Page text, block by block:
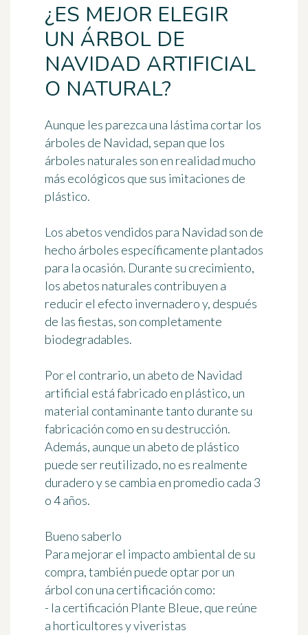
¿ES MEJOR ELEGIR
UN ÁRBOL DE
NAVIDAD ARTIFICIAL
O NATURAL?
Aunque les parezca una lástima cortar los
árboles de Navidad, sepan que los
árboles naturales son en realidad mucho
más ecológicos que sus imitaciones de
plástico.
Los abetos vendidos para Navidad son de
hecho árboles específicamente plantados
para la ocasión. Durante su crecimiento,
los abetos naturales contribuyen a
reducir el efecto invernadero y, después
de las fiestas, son completamente
biodegradables.
Por el contrario, un abeto de Navidad
artificial está fabricado en plástico, un
material contaminante tanto durante su
fabricación como en su destrucción.
Además, aunque un abeto de plástico
puede ser reutilizado, no es realmente
duradero y se cambia en promedio cada 3
o 4 años.
Bueno saberlo
Para mejorar el impacto ambiental de su
compra, también puede optar por un
árbol con una certificación como:
- la certificación Plante Bleue, que reúne
a horticultores y viveristas